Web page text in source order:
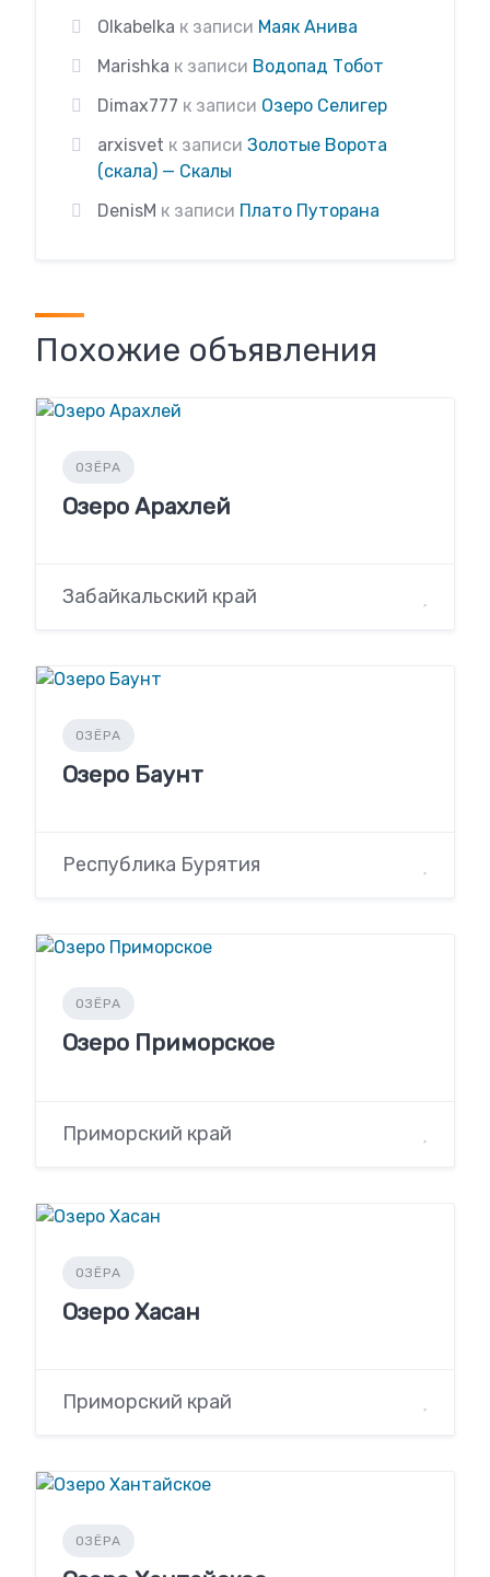
Olkabelka к записи Маяк Анива
Marishka к записи Водопад Тобот
Dimax777 к записи Озеро Селигер
arxisvet к записи Золотые Ворота
(скала) — Скалы
DenisM к записи Плато Путорана
Похожие объявления
ОЗЁРА
Озеро Арахлей
Забайкальский край
ОЗЁРА
Озеро Баунт
Республика Бурятия
ОЗЁРА
Озеро Приморское
Приморский край
ОЗЁРА
Озеро Хасан
Приморский край
ОЗЁРА